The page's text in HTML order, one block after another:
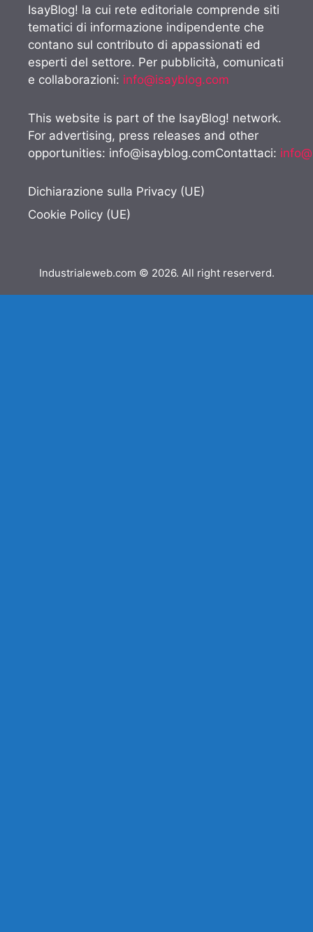
IsayBlog! la cui rete editoriale comprende siti
tematici di informazione indipendente che
contano sul contributo di appassionati ed
esperti del settore. Per pubblicità, comunicati
e collaborazioni: info@isayblog.com
This website is part of the IsayBlog! network.
For advertising, press releases and other
opportunities: info@isayblog.comContattaci:
Dichiarazione sulla Privacy (UE)
Cookie Policy (UE)
Industrialeweb.com © 2026. All right reserverd.